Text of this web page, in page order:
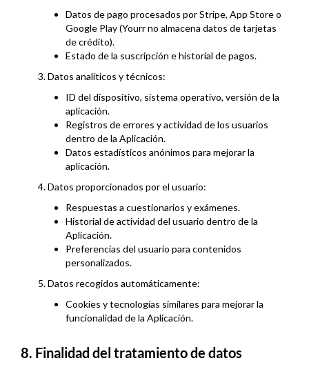
Datos de pago procesados por Stripe, App Store o
Google Play (Yourr no almacena datos de tarjetas
de crédito).
Estado de la suscripción e historial de pagos.
3. Datos analíticos y técnicos:
ID del dispositivo, sistema operativo, versión de la
aplicación.
Registros de errores y actividad de los usuarios
dentro de la Aplicación.
Datos estadísticos anónimos para mejorar la
aplicación.
4. Datos proporcionados por el usuario:
Respuestas a cuestionarios y exámenes.
Historial de actividad del usuario dentro de la
Aplicación.
Preferencias del usuario para contenidos
personalizados.
5. Datos recogidos automáticamente:
Cookies y tecnologías similares para mejorar la
funcionalidad de la Aplicación.
8. Finalidad del tratamiento de datos